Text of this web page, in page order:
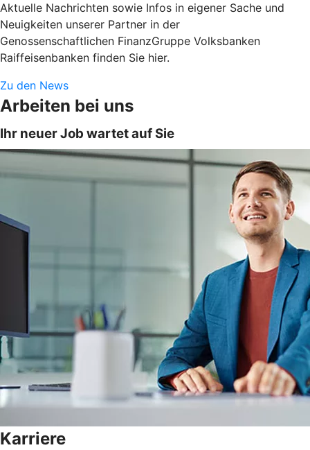
Aktuelle Nachrichten sowie Infos in eigener Sache und
Neuigkeiten unserer Partner in der
Genossenschaftlichen FinanzGruppe Volksbanken
Raiffeisenbanken finden Sie hier.
Zu den News
Arbeiten bei uns
Ihr neuer Job wartet auf Sie
Karriere